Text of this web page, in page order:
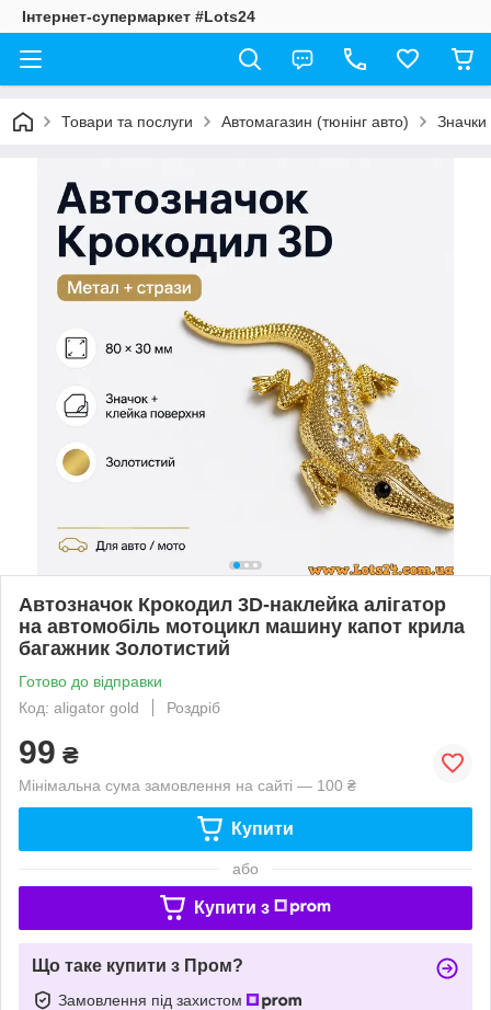
Інтернет-супермаркет #Lots24
Товари та послуги Автомагазин (тюнінг авто)
Автозначок Крокодил 3D-наклейка алігатор
на автомобіль мотоцикл машину капот крила
багажник Золотистий
Готово до відправки
Код: aligator gold
Роздріб
99 ₴
Мінімальна сума замовлення на сайті — 100 ₴
Купити
або
Купити з
Що таке купити з Пром?
Замовлення під захистом